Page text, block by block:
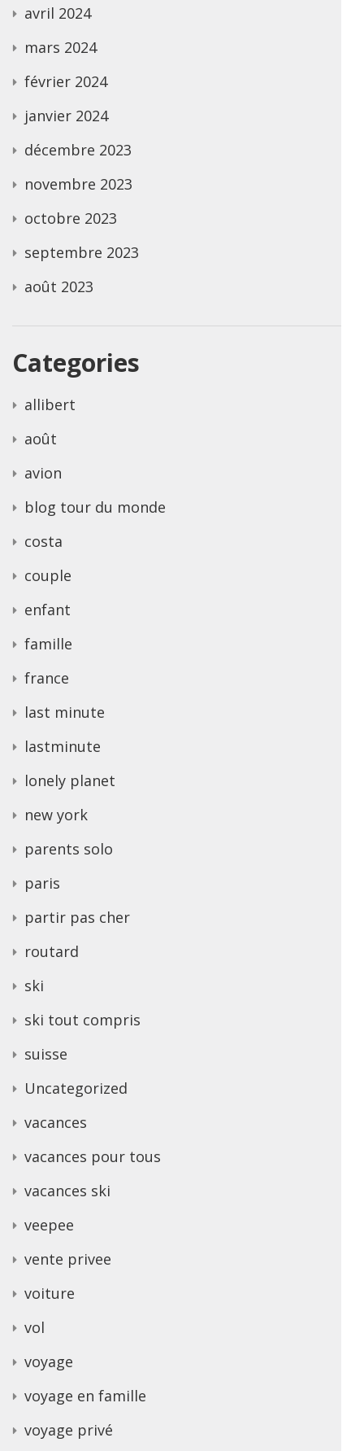
avril 2024
mars 2024
février 2024
janvier 2024
décembre 2023
novembre 2023
octobre 2023
septembre 2023
août 2023
Categories
allibert
août
avion
blog tour du monde
costa
couple
enfant
famille
france
last minute
lastminute
lonely planet
new york
parents solo
paris
partir pas cher
routard
ski
ski tout compris
suisse
Uncategorized
vacances
vacances pour tous
vacances ski
veepee
vente privee
voiture
vol
voyage
voyage en famille
voyage privé